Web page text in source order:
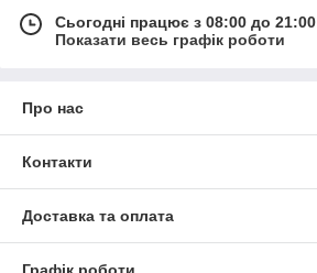
Сьогодні працює з 08:00 до 21:00
Показати весь графік роботи
Про нас
Контакти
Доставка та оплата